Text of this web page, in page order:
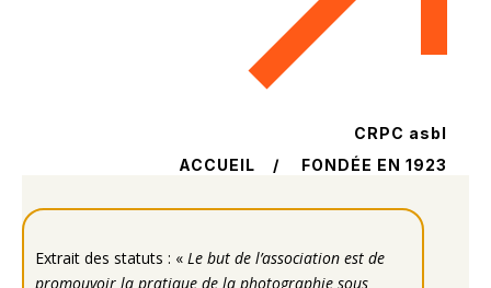
CRPC asbl
ACCUEIL / FONDÉE EN 1923
Extrait des statuts : « Le but de l’association est de
promouvoir la pratique de la photographie sous